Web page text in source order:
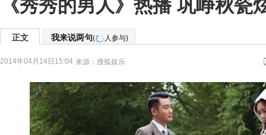
《秀秀的男人》热播 巩峥秋瓷
正文 我来说两句( 人参与)
2014年04月14日15:04 来源： 搜狐娱乐